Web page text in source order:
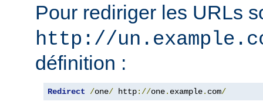
Pour rediriger les URLs
http://
définition :
Redirect /one/ http://one. example. com/